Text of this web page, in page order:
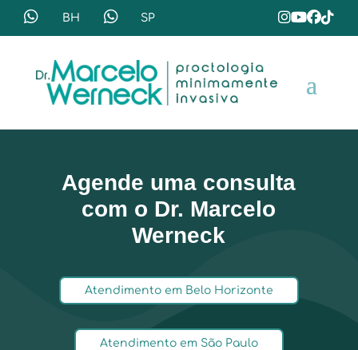
Agende uma consulta
com o Dr. Marcelo
Werneck
Atendimento em Belo Horizonte
Atendimento em São Paulo